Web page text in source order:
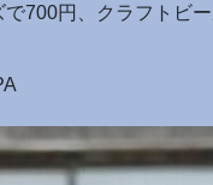
700円、クラフトビ